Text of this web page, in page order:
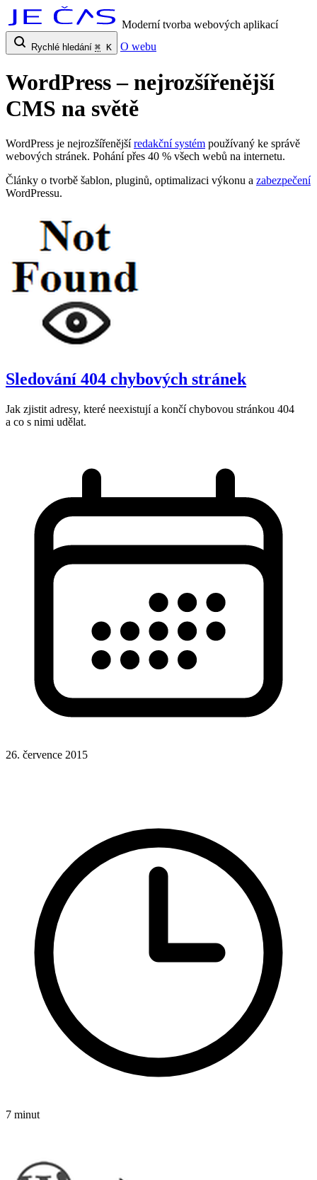
Moderní tvorba webových aplikací
Rychlé hledání ⌘ K O webu
WordPress – nejrozšířenější
CMS na světě
WordPress je nejrozšířenějšíredakční systém používaný ke správě
webových stránek. Pohání přes 40 % všech webů na internetu.
Články o tvorbě šablon, pluginů, optimalizaci výkonu a zabezpečení
WordPressu.
Sledování 404 chybových stránek
Jak zjistit adresy, které neexistují a končí chybovou stránkou 404
a co s nimi udělat.
26. července 2015
7 minut